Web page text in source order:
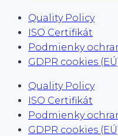
Quality Policy
ISO Certifikát
Podmienky
GDPR cookies
Quality Policy
ISO Certifikát
Podmienky
GDPR cookies